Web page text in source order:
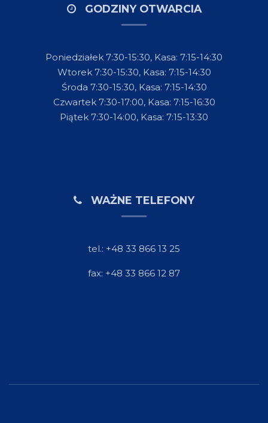
GODZINY OTWARCIA
Poniedziałek 7:30-15:30, Kasa: 7:15-14:30
Wtorek 7:30-15:30, Kasa: 7:15-14:30
Środa 7:30-15:30, Kasa: 7:15-14:30
Czwartek 7:30-17:00, Kasa: 7:15-16:30
Piątek 7:30-14:00, Kasa: 7:15-13:30
WAŻNE TELEFONY
tel.: +48 33 866 13 25
fax: +48 33 866 12 87